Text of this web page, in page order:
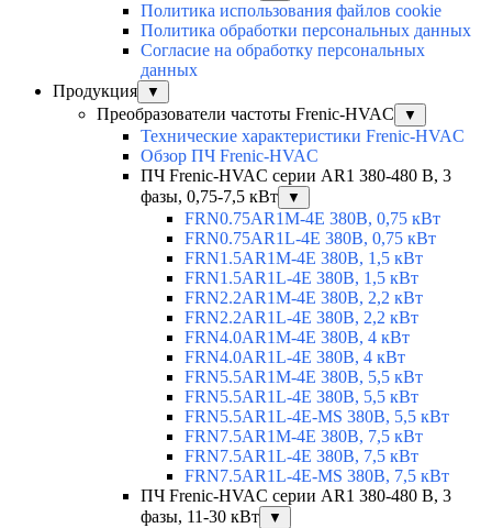
Политика использования файлов cookie
Политика обработки персональных данных
Согласие на обработку персональных
данных
Продукция
▼
Преобразователи частоты Frenic-HVAC ▼
Технические характеристики Frenic-HVAC
Обзор ПЧ Frenic-HVAC
ПЧ Frenic-HVAC серии AR1 380-480 В, 3
фазы, 0,75-7,5 кВт
▼
FRN0.75AR1M-4E 380В, 0,75 кВт
FRN0.75AR1L-4E 380В, 0,75 кВт
FRN1.5AR1M-4E 380В, 1,5 кВт
FRN1.5AR1L-4E 380В, 1,5 кВт
FRN2.2AR1M-4E 380В, 2,2 кВт
FRN2.2AR1L-4E 380В, 2,2 кВт
FRN4.0AR1M-4E 380В, 4 кВт
FRN4.0AR1L-4E 380В, 4 кВт
FRN5.5AR1M-4E 380В, 5,5 кВт
FRN5.5AR1L-4E 380В, 5,5 кВт
FRN5.5AR1L-4E-MS 380В, 5,5 кВт
FRN7.5AR1M-4E 380В, 7,5 кВт
FRN7.5AR1L-4E 380В, 7,5 кВт
FRN7.5AR1L-4E-MS 380В, 7,5 кВт
ПЧ Frenic-HVAC серии AR1 380-480 В, 3
фазы, 11-30 кВт
▼